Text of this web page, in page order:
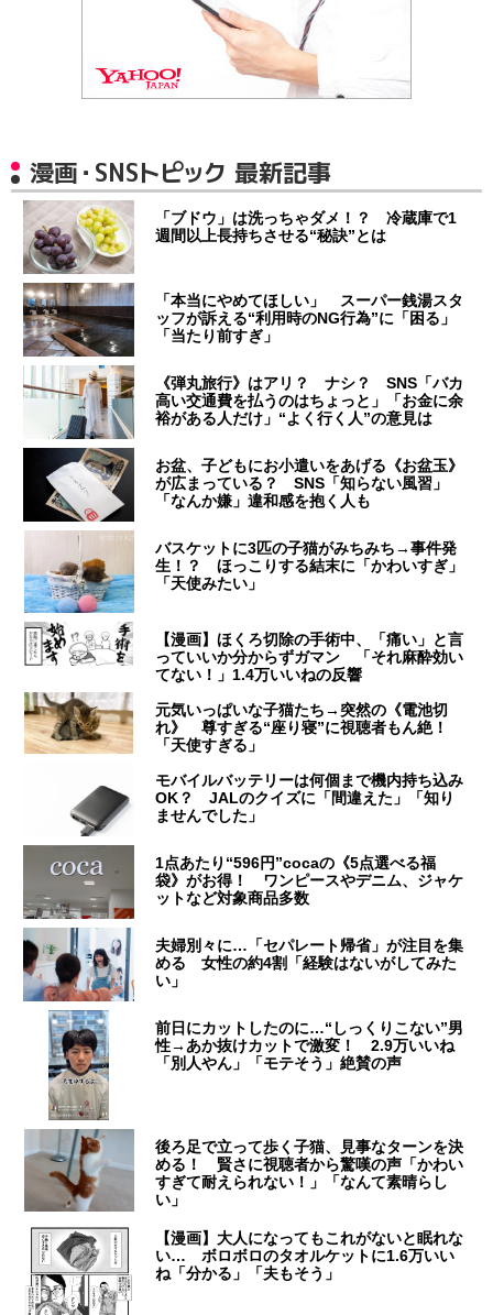
漫画・SNSトピック 最新記事
「ブドウ」は洗っちゃダメ！？ 冷蔵庫で1
週間以上長持ちさせる“秘訣”とは
「本当にやめてほしい」 スーパー銭湯スタ
ッフが訴える“利用時のNG行為”に「困る」
「当たり前すぎ」
《弾丸旅行》はアリ？ ナシ？ SNS「バカ
高い交通費を払うのはちょっと」「お金に余
裕がある人だけ」“よく行く人”の意見は
お盆、子どもにお小遣いをあげる《お盆玉》
が広まっている？ SNS「知らない風習」
「なんか嫌」違和感を抱く人も
バスケットに3匹の子猫がみちみち→事件発
生！？ ほっこりする結末に「かわいすぎ」
「天使みたい」
【漫画】ほくろ切除の手術中、「痛い」と言
っていいか分からずガマン 「それ麻酔効い
てない！」1.4万いいねの反響
元気いっぱいな子猫たち→突然の《電池切
れ》 尊すぎる“座り寝”に視聴者もん絶！
「天使すぎる」
モバイルバッテリーは何個まで機内持ち込み
OK？ JALのクイズに「間違えた」「知り
ませんでした」
1点あたり“596円”cocaの《5点選べる福
袋》がお得！ ワンピースやデニム、ジャケ
ットなど対象商品多数
夫婦別々に…「セパレート帰省」が注目を集
める 女性の約4割「経験はないがしてみた
い」
前日にカットしたのに…“しっくりこない”男
性→あか抜けカットで激変！ 2.9万いいね
「別人やん」「モテそう」絶賛の声
後ろ足で立って歩く子猫、見事なターンを決
める！ 賢さに視聴者から驚嘆の声「かわい
すぎて耐えられない！」「なんて素晴らし
い」
【漫画】大人になってもこれがないと眠れな
い… ボロボロのタオルケットに1.6万いい
ね「分かる」「夫もそう」